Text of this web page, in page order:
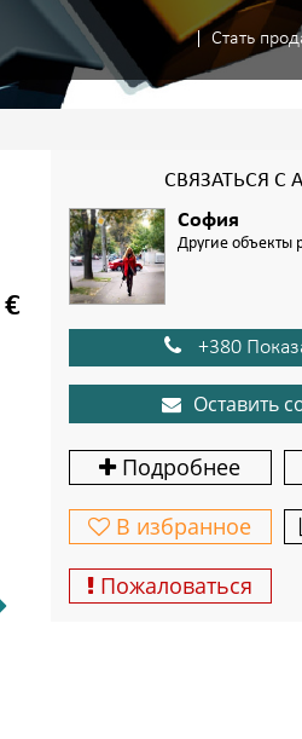
Стать
€
СВЯЗАТЬСЯ С
София
Другие объекты
+380
Оставить
Подробнее
В избранное
Пожаловаться